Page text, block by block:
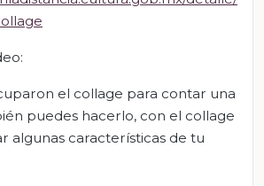
el collage para contar una
puedes hacerlo, con el collage
algunas características de tu